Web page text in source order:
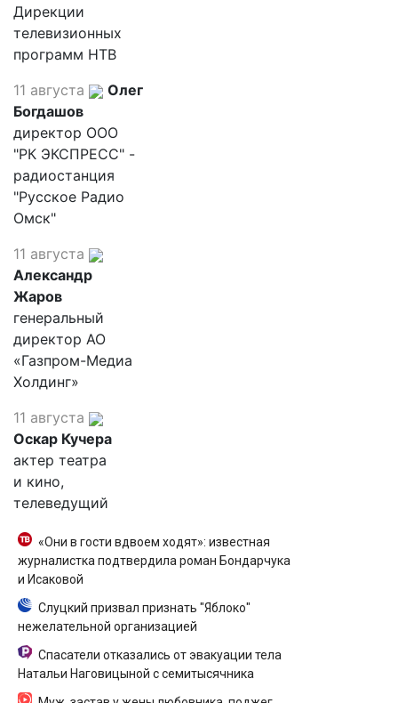
Дирекции
телевизионных
программ НТВ
11 августа
Олег
Богдашов
директор ООО
"РК ЭКСПРЕСС" -
радиостанция
"Русское Радио
Омск"
11 августа
Александр
Жаров
генеральный
директор АО
«Газпром-Медиа
Холдинг»
11 августа
Оскар Кучера
актер театра
и кино,
телеведущий
«Они в гости вдвоем ходят»: известная
журналистка подтвердила роман Бондарчука
и Исаковой
Слуцкий призвал признать "Яблоко"
нежелательной организацией
Спасатели отказались от эвакуации тела
Натальи Наговицыной с семитысячника